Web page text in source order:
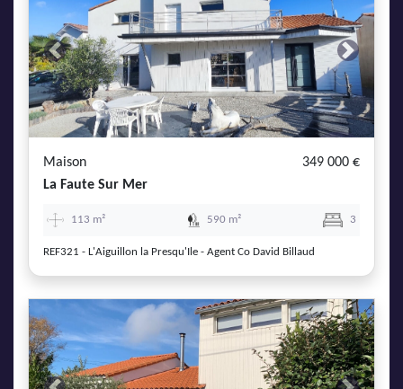
Previous Next
Maison
349 000 €
La Faute Sur Mer
113 m² 590 m² 3
REF321 - L'Aiguillon la Presqu'Ile - Agent Co David Billaud